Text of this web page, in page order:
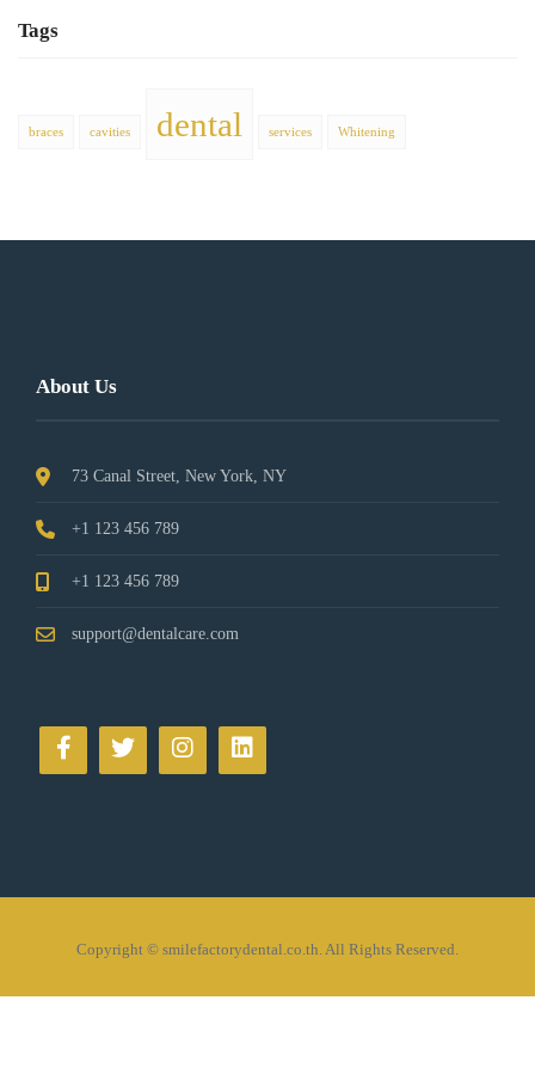
Tags
braces cavities dental services Whitening
About Us
73 Canal Street, New York, NY
+1 123 456 789
+1 123 456 789
support@dentalcare.com
Copyright © smilefactorydental.co.th. All Rights Reserved.